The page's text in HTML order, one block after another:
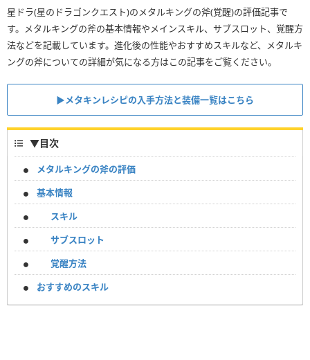
星ドラ(星のドラゴンクエスト)のメタルキングの斧(覚醒)の評価記事で
す。メタルキングの斧の基本情報やメインスキル、サブスロット、覚醒方
法などを記載しています。進化後の性能やおすすめスキルなど、メタルキ
ングの斧についての詳細が気になる方はこの記事をご覧ください。
▶︎メタキンレシピの入手方法と装備一覧はこちら
▼目次
メタルキングの斧の評価
基本情報
スキル
サブスロット
覚醒方法
おすすめのスキル